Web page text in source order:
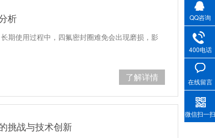
析
期使用过程中，四氟密封圈难免会出现磨损，影
了解详情
挑战与技术创新
QQ咨询
400电话
在线留言
微信扫一扫